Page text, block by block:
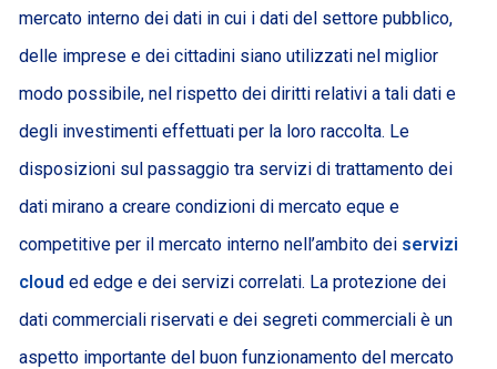
mercato interno dei dati in cui i dati del settore pubblico,
delle imprese e dei cittadini siano utilizzati nel miglior
modo possibile, nel rispetto dei diritti relativi a tali dati e
degli investimenti effettuati per la loro raccolta. Le
disposizioni sul passaggio tra servizi di trattamento dei
dati mirano a creare condizioni di mercato eque e
competitive per il mercato interno nell’ambito dei servizi
cloud ed edge e dei servizi correlati. La protezione dei
dati commerciali riservati e dei segreti commerciali è un
aspetto importante del buon funzionamento del mercato